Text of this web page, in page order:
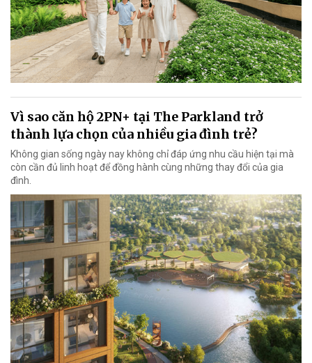
Vì sao căn hộ 2PN+ tại The Parkland trở
thành lựa chọn của nhiều gia đình trẻ?
Không gian sống ngày nay không chỉ đáp ứng nhu cầu hiện tại mà
còn cần đủ linh hoạt để đồng hành cùng những thay đổi của gia
đình.